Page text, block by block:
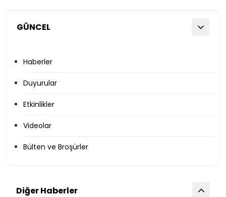
GÜNCEL
Haberler
Duyurular
Etkinlikler
Videolar
Bülten ve Broşürler
Diğer Haberler